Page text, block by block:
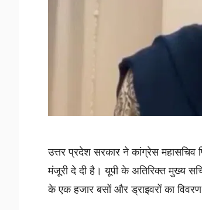
उत्तर प्रदेश सरकार ने कांग्रेस महासचिव
मंजूरी दे दी है। यूपी के अतिरिक्त मुख्य
के एक हजार बसों और ड्राइवरों का